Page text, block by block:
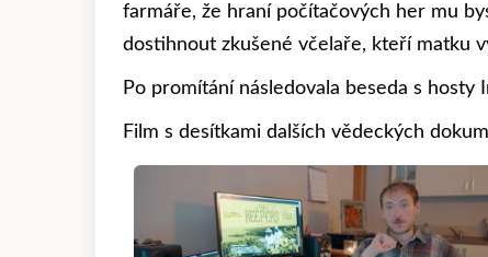
farmáře, že hraní počítačových her mu
dostihnout zkušené včelaře, kteří matku
Po promítání následovala beseda s hosty
Film s desítkami dalších vědeckých